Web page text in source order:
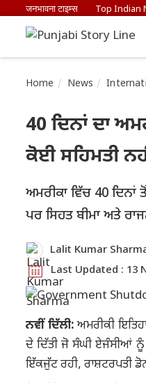
जनभावना टाइम्स Top Indian
Home News
40 ਦਿਨਾਂ ਦਾ
ਕੋਈ ਸਹਿਮਤੀ
ਅਮਰੀਕਾ ਵਿੱਚ 40
ਪਰ ਸਿਹਤ ਬੀਮਾ ਅਤੇ
Lalit Kumar
Last Updated : 13
ਨਵੀਂ ਦਿੱਲੀ:ਅਮਰੀਕੀ
ਦੇ ਦਿੱਤੀ ਜੋ ਸੰਘੀ ਏਜੰਸੀਆਂ ਨੂੰ
ਇੱਕਜੁੱਟ ਰਹੀ, ਰਾਸ਼ਟਰਪਤੀ